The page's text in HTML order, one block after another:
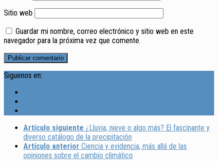
Sitio web
Guardar mi nombre, correo electrónico y sitio web en este
navegador para la próxima vez que comente.
Siguenos en:
Artículo siguiente ¿Lluvia, nieve o algo más? El fascinante y
diverso catálogo de la precipitación
Artículo anterior Ciencia y evidencia, más allá de las
opiniones sobre el cambio climático